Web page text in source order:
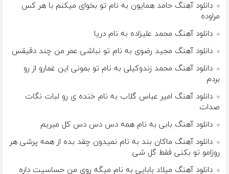
دانلود آهنگ حامد همایون به نام تو بخوای میکنم با هر کس
مراوده
دانلود آهنگ محمد علیزاده به نام دریا
دانلود آهنگ مجید رضوی به نام تو نباشی عمر من چند دقیقس
دانلود آهنگ محمد زندوکیلی به نام تو بمونی این غمارو از رو
بردم
دانلود آهنگ امیر عباس گلاب به نام خنده ی رو لبات نگات
صدات
دانلود آهنگ بابی به نام همه دس دس دس کل میریم
دانلود آهنگ ماکان بند به نام نمیدون چقد بده از همه پرشی هر
روزامو تو بکنی فقط گل شی
دانلود آهنگ میلاد بابایی به نام میگه روی من حساسیت داره